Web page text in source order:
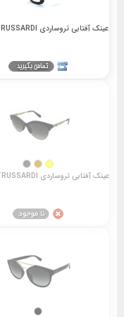
عینک آفتابی تروساردی str 537 TRUSSARDI
عینک آفتابی تروساردی STR 019 TRUSSARDI